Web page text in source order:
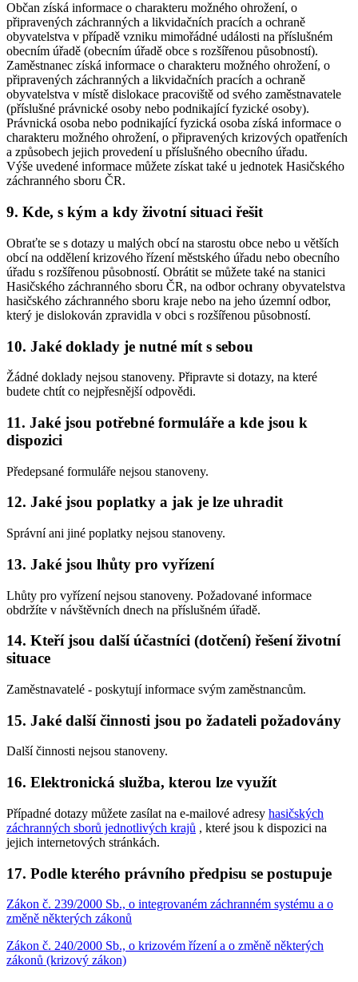
Občan získá informace o charakteru možného ohrožení, o
připravených záchranných a likvidačních pracích a ochraně
obyvatelstva v případě vzniku mimořádné události na příslušném
obecním úřadě (obecním úřadě obce s rozšířenou působností).
Zaměstnanec získá informace o charakteru možného ohrožení, o
připravených záchranných a likvidačních pracích a ochraně
obyvatelstva v místě dislokace pracoviště od svého zaměstnavatele
(příslušné právnické osoby nebo podnikající fyzické osoby).
Právnická osoba nebo podnikající fyzická osoba získá informace o
charakteru možného ohrožení, o připravených krizových opatřeních
a způsobech jejich provedení u příslušného obecního úřadu.
Výše uvedené informace můžete získat také u jednotek Hasičského
záchranného sboru ČR.
9. Kde, s kým a kdy životní situaci řešit
Obraťte se s dotazy u malých obcí na starostu obce nebo u větších
obcí na oddělení krizového řízení městského úřadu nebo obecního
úřadu s rozšířenou působností. Obrátit se můžete také na stanici
Hasičského záchranného sboru ČR, na odbor ochrany obyvatelstva
hasičského záchranného sboru kraje nebo na jeho územní odbor,
který je dislokován zpravidla v obci s rozšířenou působností.
10. Jaké doklady je nutné mít s sebou
Žádné doklady nejsou stanoveny. Připravte si dotazy, na které
budete chtít co nejpřesnější odpovědi.
11. Jaké jsou potřebné formuláře a kde jsou k
dispozici
Předepsané formuláře nejsou stanoveny.
12. Jaké jsou poplatky a jak je lze uhradit
Správní ani jiné poplatky nejsou stanoveny.
13. Jaké jsou lhůty pro vyřízení
Lhůty pro vyřízení nejsou stanoveny. Požadované informace
obdržíte v návštěvních dnech na příslušném úřadě.
14. Kteří jsou další účastníci (dotčení) řešení životní
situace
Zaměstnavatelé - poskytují informace svým zaměstnancům.
15. Jaké další činnosti jsou po žadateli požadovány
Další činnosti nejsou stanoveny.
16. Elektronická služba, kterou lze využít
Případné dotazy můžete zasílat na e-mailové adresy hasičských
záchranných sborů jednotlivých krajů , které jsou k dispozici na
jejich internetových stránkách.
17. Podle kterého právního předpisu se postupuje
Zákon č. 239/2000 Sb., o integrovaném záchranném systému a o
změně některých zákonů
Zákon č. 240/2000 Sb., o krizovém řízení a o změně některých
zákonů (krizový zákon)